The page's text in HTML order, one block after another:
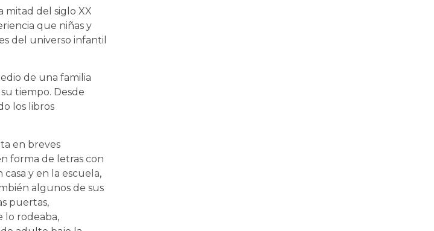
mitad del siglo XX
que niñas y
del universo infantil
de una familia
tiempo. Desde
los libros
en breves
forma de letras con
y en la escuela,
algunos de sus
puertas,
lo rodeaba,